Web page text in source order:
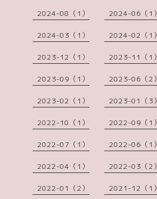
2024-08（1） 2024-06（1）
2024-03（1） 2024-02（1）
2023-12（1） 2023-11（1）
2023-09（1） 2023-06（2）
2023-02（1） 2023-01（3）
2022-10（1） 2022-09（1）
2022-07（1） 2022-06（1）
2022-04（1） 2022-03（2）
2022-01（2） 2021-12（1）